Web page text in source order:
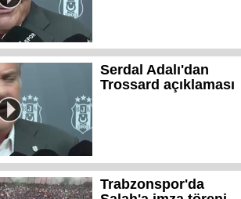
Serdal Adalı'dan
Trossard açıklaması
Trabzonspor'da